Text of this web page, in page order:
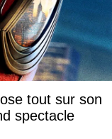
tout sur son
spectacle